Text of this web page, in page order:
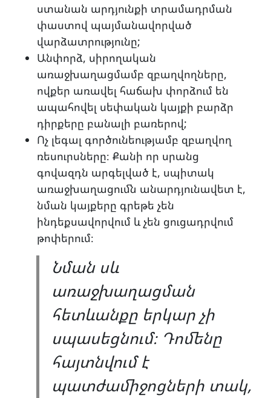
ստանան արդյունքի տրամադրման
փաստով պայմանավորված
վարձատրությունը;
Անփորձ, սիրողական
առաջխաղացմամբ զբաղվողները,
ովքեր առավել հաճախ փորձում են
ապահովել սեփական կայքի բարձր
դիրքերը բանալի բառերով;
Ոչ լեգալ գործունեությամբ զբաղվող
ռեսուրսները։ Քանի որ սրանց
գովազդն արգելված է, սպիտակ
առաջխաղացումն անարդյունավետ է,
նման կայքերը գրեթե չեն
ինդեքսավորվում և չեն ցուցադրվում
թոփերում։
Նման սև
առաջխաղացման
հետևանքը երկար չի
սպասեցնում։ Դոմենը
հայտնվում է
պատժամիջոցների տակ,